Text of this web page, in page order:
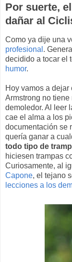
Por suerte,
dañar al
Como ya dije una
profesional .
decidido a tocar el
humor.
Hoy vamos a
Armstrong no
demoledor. Al leer
cae el alma a los
documentación se
quería ganar a
todo tipo de
hiciesen trampas
Curiosamente, al
Capone, el tejano
lecciones a los